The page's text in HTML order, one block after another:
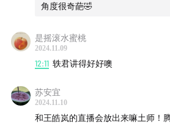
95:57
许子东
97:58 林垚
102:40周轶君
角度很奇葩🤣
是摇滚水蜜桃
2024.11.09
12:11 轶君讲得好好噢
苏安宜
2024.11.10
和王皓岚的直播会放出来嘛土师！